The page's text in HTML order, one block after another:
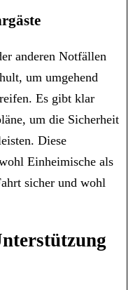
anderen Notfällen
um umgehend
Es gibt klar
um die Sicherheit
Diese
Einheimische als
sicher und wohl